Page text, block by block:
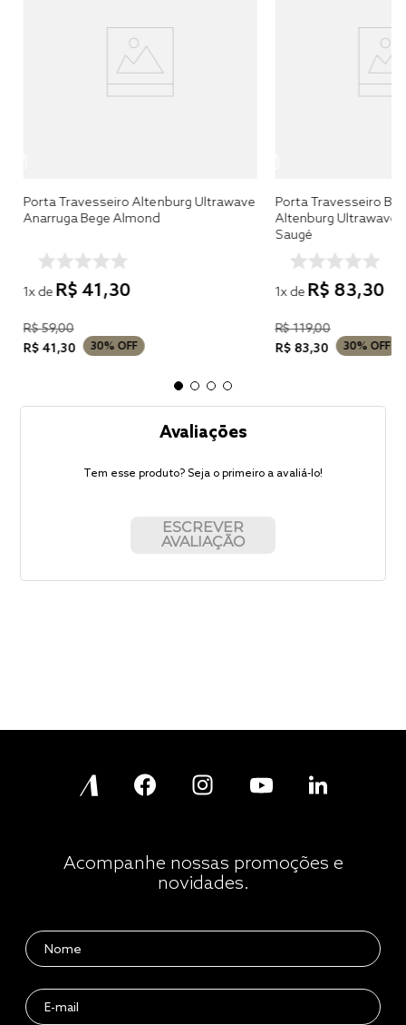
Porta Travesseiro Altenburg Ultrawave
Anarruga Bege Almond
1x de R$ 41,30
R$59,00
R$ 41,30 30% OFF
Porta Travesseiro
Altenburg Ultrawave
Saugé
1x de R$ 83,30
R$119,00
R$ 83,30 30% OFF
Avaliações
Tem esse produto? Seja o primeiro a avaliá-lo!
ESCREVER
AVALIAÇÃO
Acompanhe nossas promoções e
novidades.